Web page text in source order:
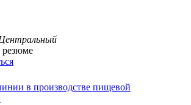
в производстве пищевой